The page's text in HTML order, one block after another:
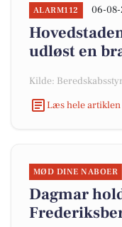
ALARM112 06-
udløst en
Kilde:
Læs hele
MØD DINE NABOER
Dagmar